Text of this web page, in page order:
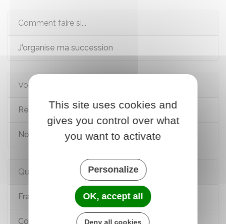
Comment faire si...
J'organise ma succession
Voir aussi
Règlement d'une succession
Notaire
Questions ? Réponses !
Frais de notaire : de quoi s'agit-il ?
Comment prouver que vous êtes héritier d'une
This site uses cookies and
gives you control over what
you want to activate
Personalize
OK, accept all
Deny all cookies